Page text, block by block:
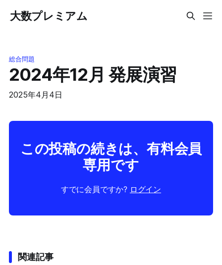
大数プレミアム
総合問題
2024年12月 発展演習
2025年4月4日
この投稿の続きは、有料会員
専用です
すでに会員ですか? ログイン
関連記事